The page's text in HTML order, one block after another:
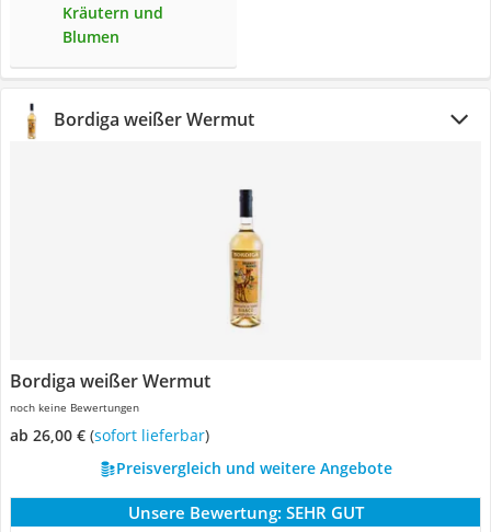
Kräutern und
Blumen
Bordiga weißer Wermut
Bordiga weißer Wermut
noch keine Bewertungen
ab 26,00 € ( Sofort lieferbar)
Preisvergleich und weitere Angebote
Unsere Bewertung: SEHR GUT